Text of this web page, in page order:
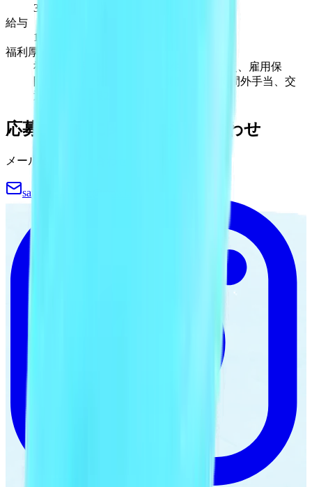
3ヶ月程度
給与
18万円〜
福利厚生
社会保険完備(健康保険、厚生年金、労災、雇用保
険)、産休/育児休暇あり、制服貸与、時間外手当、交
通費支給(上限2.5万円)
応募・採用に関するお問い合わせ
メールにてお問い合わせください
sapporo.b.clinic@gmail.com